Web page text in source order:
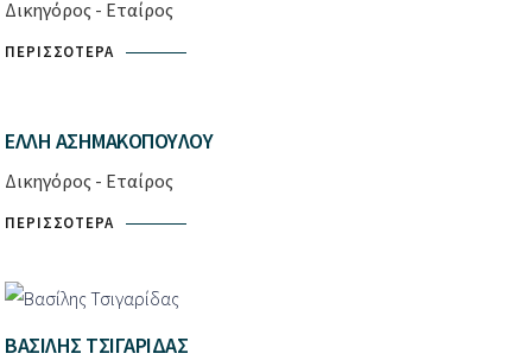
Δικηγόρος - Εταίρος
ΠΕΡΙΣΣΌΤΕΡΑ
ΈΛΛΗ ΑΣΗΜΑΚΟΠΟΎΛΟΥ
Δικηγόρος - Εταίρος
ΠΕΡΙΣΣΌΤΕΡΑ
ΒΑΣΊΛΗΣ ΤΣΙΓΑΡΊΔΑΣ